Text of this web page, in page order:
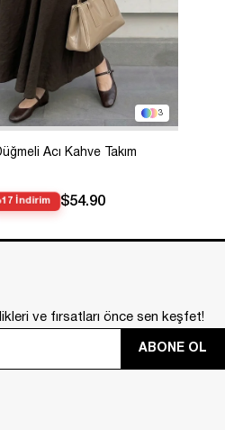
3
Acı Kahve Takım
İndirim $54.90
ve fırsatları önce sen keşfet!
ABONE OL